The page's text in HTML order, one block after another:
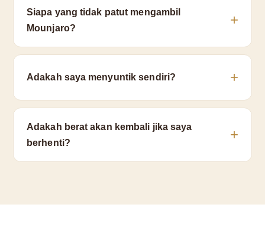
Siapa yang tidak patut mengambil
Mounjaro?
Adakah saya menyuntik sendiri?
Adakah berat akan kembali jika saya
berhenti?